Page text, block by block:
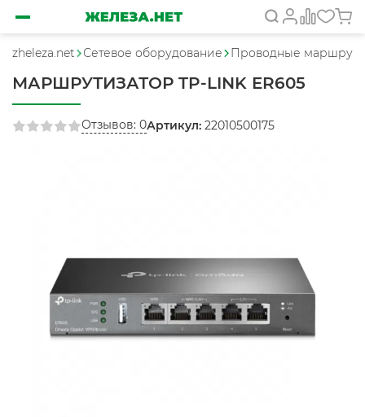
zheleza.net Сетевое оборудование Проводные
МАРШРУТИЗАТОР TP-LINK ER605
Отзывов: 0Артикул: 22010500175